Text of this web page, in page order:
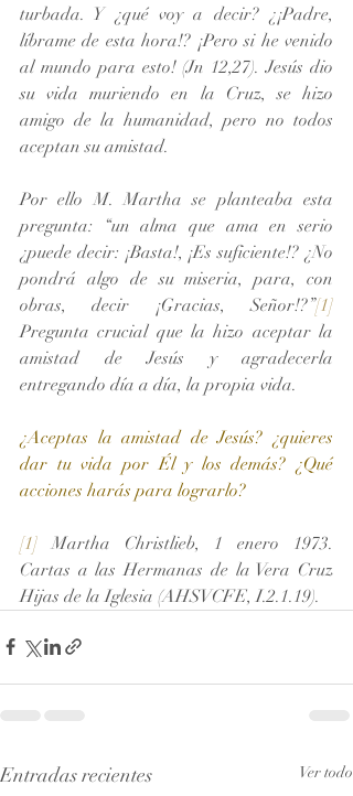
turbada. Y ¿qué voy a decir? ¿¡Padre,
líbrame de esta hora!? ¡Pero si he venido
al mundo para esto! (Jn 12,27). Jesús dio
su vida muriendo en la Cruz, se hizo
amigo de la humanidad, pero no todos
aceptan su amistad.
Por ello M. Martha se planteaba esta
pregunta: “un alma que ama en serio
¿puede decir: ¡Basta!, ¡Es suficiente!? ¿No
pondrá algo de su miseria, para, con
obras, decir ¡Gracias, Señor!?”[1]
Pregunta crucial que la hizo aceptar la
amistad de Jesús y agradecerla
entregando día a día, la propia vida.
¿Aceptas la amistad de Jesús? ¿quieres
dar tu vida por Él y los demás? ¿Qué
acciones harás para lograrlo?
[1] Martha Christlieb, 1 enero 1973.
Cartas a las Hermanas de la Vera Cruz
Hijas de la Iglesia (AHSVCFE, I.2.1.19).
Entradas recientes Ver todo